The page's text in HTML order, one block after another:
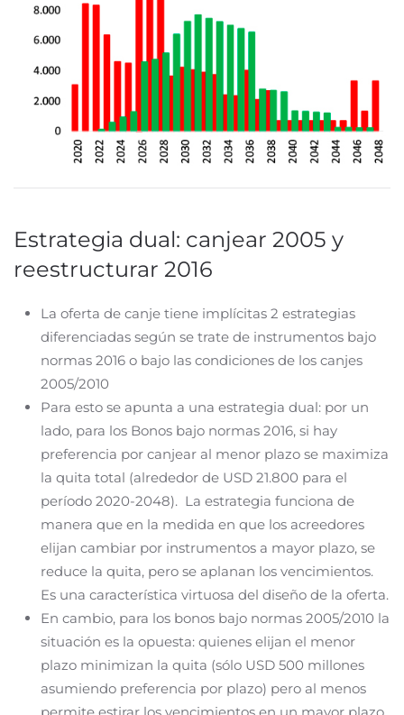
Estrategia dual: canjear 2005 y
reestructurar 2016
La oferta de canje tiene implícitas 2 estrategias
diferenciadas según se trate de instrumentos bajo
normas 2016 o bajo las condiciones de los canjes
2005/2010
Para esto se apunta a una estrategia dual: por un
lado, para los Bonos bajo normas 2016, si hay
preferencia por canjear al menor plazo se maximiza
la quita total (alrededor de USD 21.800 para el
período 2020-2048). La estrategia funciona de
manera que en la medida en que los acreedores
elijan cambiar por instrumentos a mayor plazo, se
reduce la quita, pero se aplanan los vencimientos.
Es una característica virtuosa del diseño de la oferta.
En cambio, para los bonos bajo normas 2005/2010 la
situación es la opuesta: quienes elijan el menor
plazo minimizan la quita (sólo USD 500 millones
asumiendo preferencia por plazo) pero al menos
permite estirar los vencimientos en un mayor plazo.